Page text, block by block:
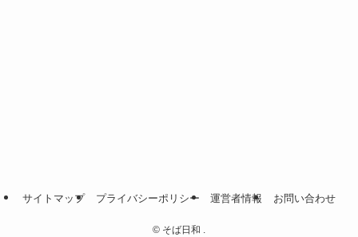
サイトマップ プライバシーポリシー 運営者情報 お問い合わせ
© そば日和 .